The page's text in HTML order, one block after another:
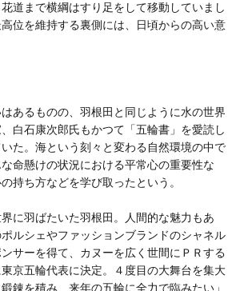
道まで横綱はすり足をして移動していまし
位を維持する裏側には、日頃からの高い意
あるものの、羽根田と同じように水の世界
白石康次郎氏もかつて「五輪書」を愛読し
た。海という刻々と変わる自然環境の中で
命懸けの状況における平常心の重要性な
持ち方などを学び取ったという。
に羽ばたいた羽根田。人間的な魅力もあ
ルシェやファッションブランドのシャネル
サーを得て、カヌーを広く世間にＰＲする
京五輪代表に決定。４度目の大舞台を集大
錬を積み、来年の五輪に全力で臨みたい」